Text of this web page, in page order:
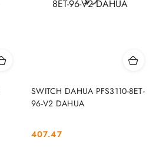
SWITCH DAHUA PFS3110-8ET-
96-V2 DAHUA
Cena:
407.47